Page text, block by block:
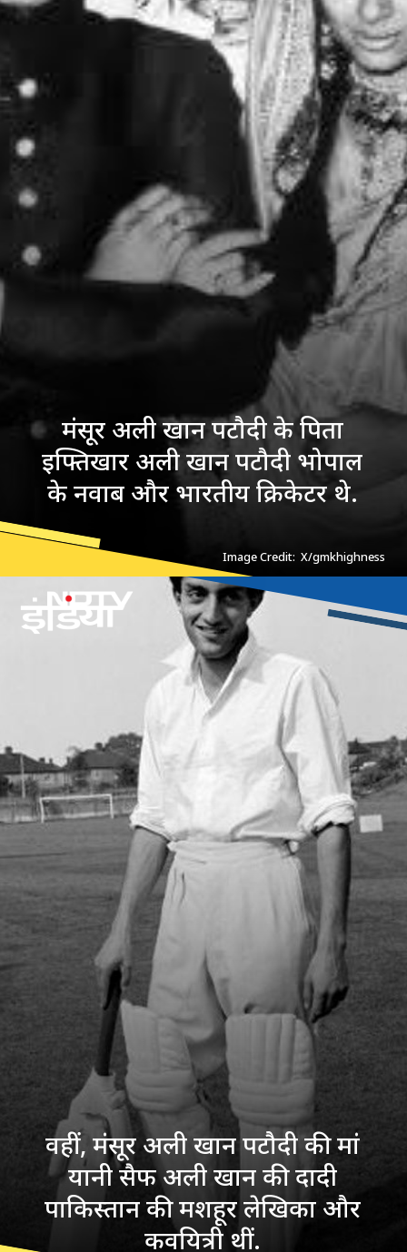
मंसूर अली खान पटौदी के पिता
इफ्तिखार अली खान पटौदी भोपाल
के नवाब और भारतीय क्रिकेटर थे.
Image Credit: X/gmkhighness
वहीं, मंसूर अली खान पटौदी की मां
यानी सैफ अली खान की दादी
पाकिस्तान की मशहूर लेखिका और
कवयित्री थीं.